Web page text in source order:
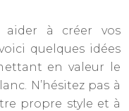
aider à créer vos
quelques idées
en valeur le
N’hésitez pas à
propre style et à